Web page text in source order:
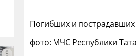
Погибших и пострадавших
фото: МЧС Республики